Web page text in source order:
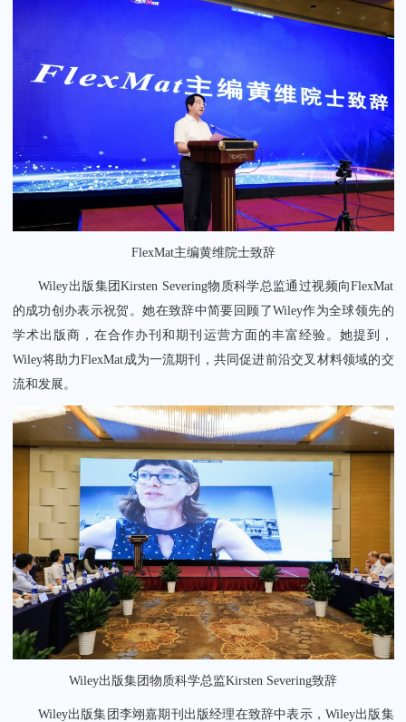
FlexMat主编黄维院士致辞
Wiley出版集团Kirsten Severing物质科学总监通过视频向FlexMat
的成功创办表示祝贺。她在致辞中简要回顾了Wiley作为全球领先的
学术出版商，在合作办刊和期刊运营方面的丰富经验。她提到，
Wiley将助力FlexMat成为一流期刊，共同促进前沿交叉材料领域的交
流和发展。
Wiley出版集团物质科学总监Kirsten Severing致辞
Wiley出版集团李翊嘉期刊出版经理在致辞中表示，Wiley出版集